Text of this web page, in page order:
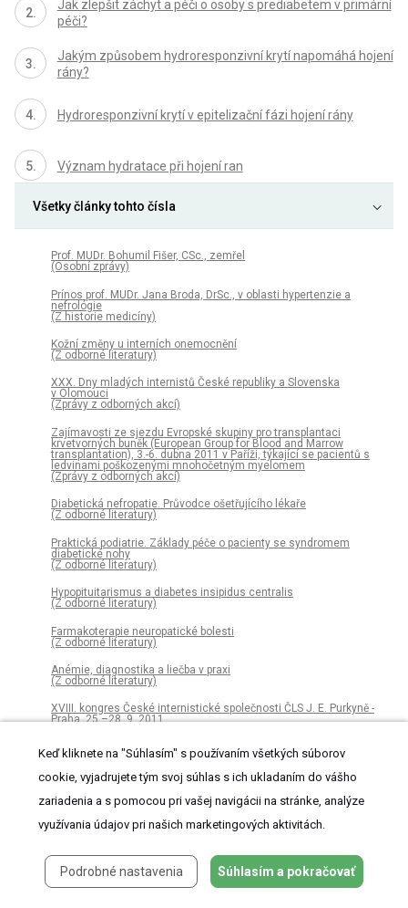
Jak zlepšit záchyt a péči o osoby s prediabetem v primární
péči?
Jakým způsobem hydroresponzivní krytí napomáhá hojení
rány?
Hydroresponzivní krytí v epitelizační fázi hojení rány
Význam hydratace při hojení ran
Všetky články tohto čísla
Prof. MUDr. Bohumil Fišer, CSc., zemřel
(Osobní zprávy)
Prínos prof. MUDr. Jana Broda, DrSc., v oblasti hypertenzie a
nefrológie
(Z historie medicíny)
Kožní změny u interních onemocnění
(Z odborné literatury)
XXX. Dny mladých internistů České republiky a Slovenska
v Olomouci
(Zprávy z odborných akcí)
Zajímavosti ze sjezdu Evropské skupiny pro transplantaci
krvetvorných buněk (European Group for Blood and Marrow
transplantation), 3.-6. dubna 2011 v Paříži, týkající se pacientů s
ledvinami poškozenými mnohočetným myelomem
(Zprávy z odborných akcí)
Diabetická nefropatie. Průvodce ošetřujícího lékaře
(Z odborné literatury)
Praktická podiatrie. Základy péče o pacienty se syndromem
diabetické nohy
(Z odborné literatury)
Hypopituitarismus a diabetes insipidus centralis
(Z odborné literatury)
Farmakoterapie neuropatické bolesti
(Z odborné literatury)
Anémie, diagnostika a liečba v praxi
(Z odborné literatury)
XVIII. kongres České internistické společnosti ČLS J. E. Purkyně -
Praha, 25.–28. 9. 2011
Medikace kardiovaskulárních chorob v seniorském věku
Akutní plicní embolie a žilní trombóza. Patogeneze, diagnostika,
léčba a prevence
(Z odborné literatury)
Geriatrické syndromy a syndrom frailty – zlatý grál geriatrické
Blokátory renin-angiotenzinové osy v kombinační léčbě hypertenze
Keď kliknete na "Súhlasím" s používaním všetkých súborov
cookie, vyjadrujete tým svoj súhlas s ich ukladaním do vášho
zariadenia a s pomocou pri vašej navigácii na stránke, analýze
využívania údajov pri našich marketingových aktivitách.
Podrobné nastavenia Súhlasím a pokračovať